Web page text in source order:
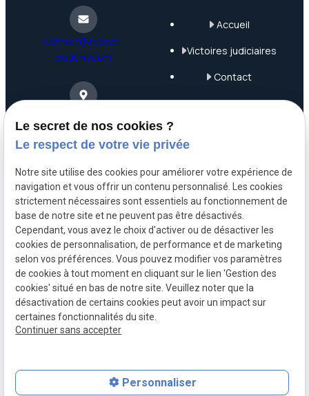
contact@avocat-
boutmy.com
75012 Paris
06 63 68 71 99
Accueil
Victoires judiciaires
Contact
Politique de
confidentialité
Gestion des cookies
A propos
Maître Boutmy, avocat engagée en droit commercial,
bancaire, civil et de la consommation.
Le secret de nos cookies ?
Le respect de votre vie privée
Notre site utilise des cookies pour améliorer votre expérience de
navigation et vous offrir un contenu personnalisé. Les cookies
strictement nécessaires sont essentiels au fonctionnement de
base de notre site et ne peuvent pas être désactivés.
Cependant, vous avez le choix d'activer ou de désactiver les
cookies de personnalisation, de performance et de marketing
selon vos préférences. Vous pouvez modifier vos paramètres
de cookies à tout moment en cliquant sur le lien 'Gestion des
cookies' situé en bas de notre site. Veuillez noter que la
désactivation de certains cookies peut avoir un impact sur
certaines fonctionnalités du site.
Continuer sans accepter
Personnaliser